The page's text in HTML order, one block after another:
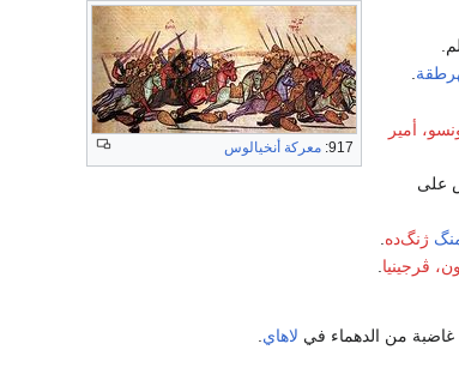
917: معركة أنخيالوس
أمير
على
ژنگ‌ده
ڤرجينيا
غاضبة من الدهماء في لاهاي